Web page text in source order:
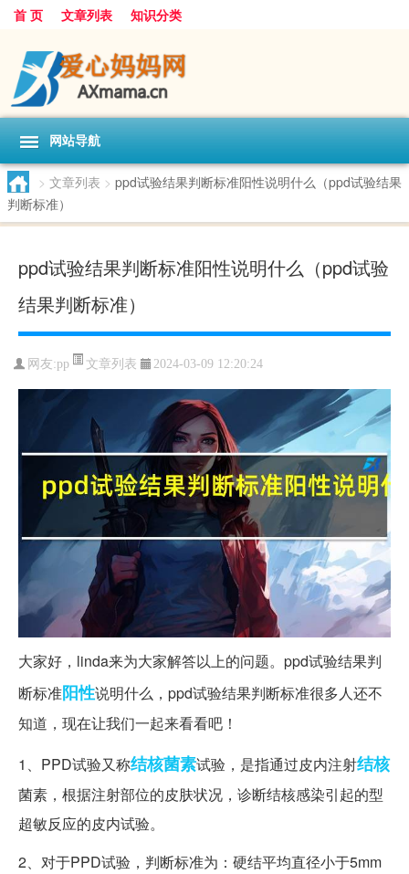
首 页 文章列表 知识分类
网站导航
> 文章列表 > ppd试验结果判断标准阳性说明什么（ppd试验结果
判断标准）
ppd试验结果判断标准阳性说明什么（ppd试验
结果判断标准）
网友:pp 文章列表 2024-03-09 12:20:24
大家好，linda来为大家解答以上的问题。ppd试验结果判
断标准阳性说明什么，ppd试验结果判断标准很多人还不
知道，现在让我们一起来看看吧！
1、PPD试验又称结核菌素试验，是指通过皮内注射结核
菌素，根据注射部位的皮肤状况，诊断结核感染引起的型
超敏反应的皮内试验。
2、对于PPD试验，判断标准为：硬结平均直径小于5mm